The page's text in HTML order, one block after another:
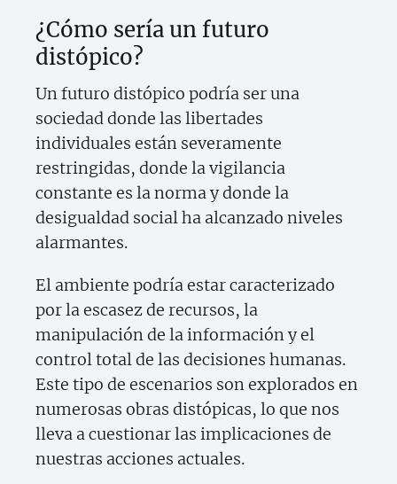
¿Cómo sería un futuro
distópico?
Un futuro distópico podría ser una
sociedad donde las libertades
individuales están severamente
restringidas, donde la vigilancia
constante es la norma y donde la
desigualdad social ha alcanzado niveles
alarmantes.
El ambiente podría estar caracterizado
por la escasez de recursos, la
manipulación de la información y el
control total de las decisiones humanas.
Este tipo de escenarios son explorados en
numerosas obras distópicas, lo que nos
lleva a cuestionar las implicaciones de
nuestras acciones actuales.